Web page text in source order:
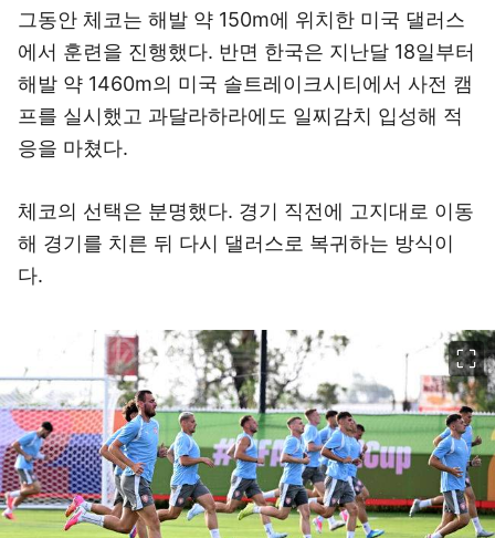
그동안 체코는 해발 약 150m에 위치한 미국 댈러스
에서 훈련을 진행했다. 반면 한국은 지난달 18일부터
해발 약 1460m의 미국 솔트레이크시티에서 사전 캠
프를 실시했고 과달라하라에도 일찌감치 입성해 적
응을 마쳤다.
체코의 선택은 분명했다. 경기 직전에 고지대로 이동
해 경기를 치른 뒤 다시 댈러스로 복귀하는 방식이
다.